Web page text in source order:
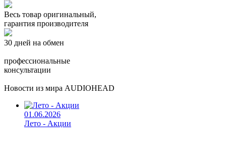
Весь товар оригинальный,
гарантия производителя
30 дней на обмен
профессиональные
консультации
Новости из мира AUDIOHEAD
01.06.2026
Лето - Акции